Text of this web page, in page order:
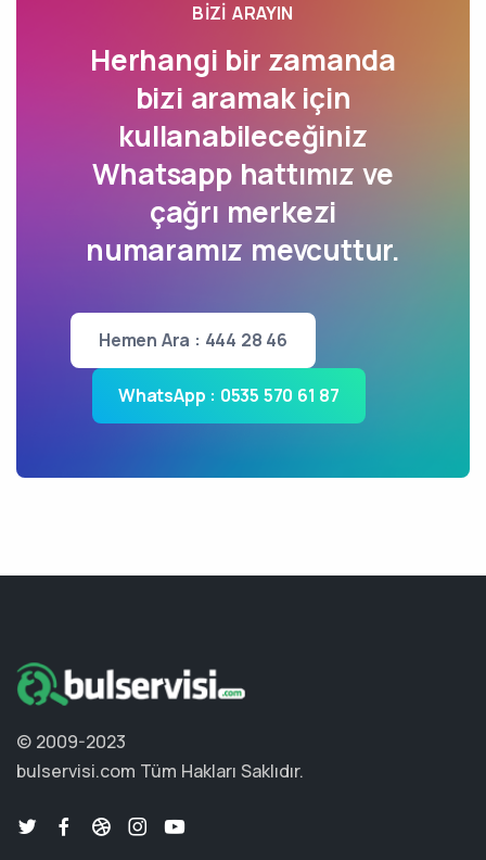
BIZI ARAYIN
Herhangi bir zamanda
bizi aramak için
kullanabileceğiniz
Whatsapp hattımız ve
çağrı merkezi
numaramız mevcuttur.
Hemen Ara : 444 28 46
WhatsApp : 0535 570 61 87
© 2009-2023
bulservisi.com Tüm Hakları Saklıdır.